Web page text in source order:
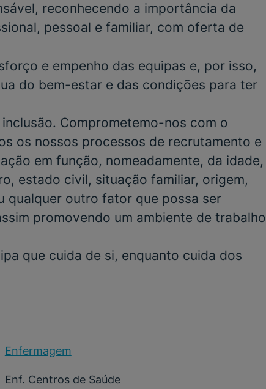
reconhecendo a importância da
pessoal e familiar, com oferta de
e empenho das equipas e, por isso,
do bem-estar e das condições para ter
Comprometemo-nos com o
os nossos processos de recrutamento e
em função, nomeadamente, da idade,
estado civil, situação familiar, origem,
qualquer outro fator que possa ser
promovendo um ambiente de trabalho
que cuida de si, enquanto cuida dos
Enfermagem
Enf. Centros de Saúde